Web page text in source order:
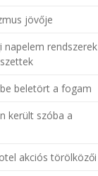
jövője
napelem rendszerek
beletört a fogam
került szóba a
akciós törölközői